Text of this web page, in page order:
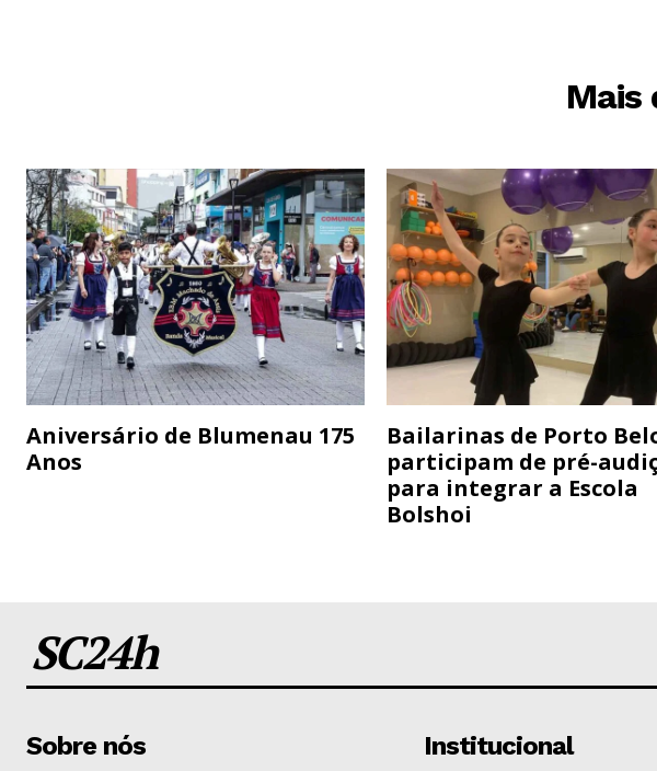
Mais
Aniversário de Blumenau 175
Anos
Bailarinas de Porto
participam de pré-
para integrar a Escola
Bolshoi
SC24h
Sobre nós Institucional